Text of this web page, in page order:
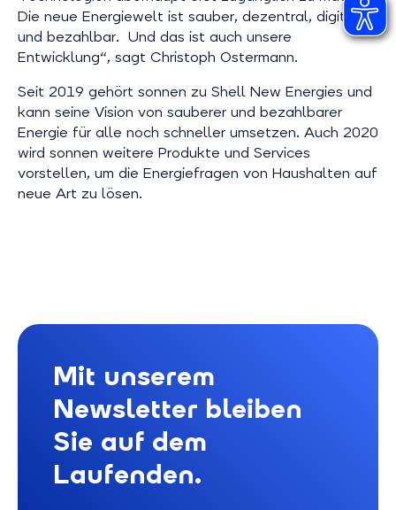
Die neue Energiewelt ist sauber, dezentral, digital
und bezahlbar. Und das ist auch unsere
Entwicklung“, sagt Christoph Ostermann.
Seit 2019 gehört sonnen zu Shell New Energies und
kann seine Vision von sauberer und bezahlbarer
Energie für alle noch schneller umsetzen. Auch 2020
wird sonnen weitere Produkte und Services
vorstellen, um die Energiefragen von Haushalten auf
neue Art zu lösen.
Mit unserem
Newsletter bleiben
Sie auf dem
Laufenden.